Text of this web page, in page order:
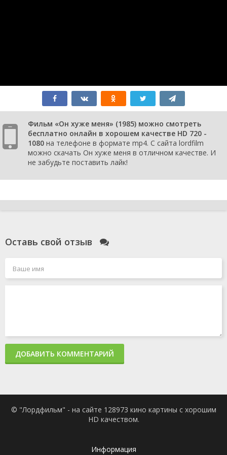
Фильм «Он хуже меня» (1985) можно смотреть
бесплатно онлайн в хорошем качестве HD 720 -
1080 на телефоне в формате mp4. С сайта lordfilm
можно скачать Он хуже меня в отличном качестве. И
не забудьте поставить лайк!
Оставь свой отзыв
ДОБАВИТЬ КОММЕНТАРИЙ
© "Лордфильм" - на сайте 128973 кино картины с хорошим
HD качеством.
Информация